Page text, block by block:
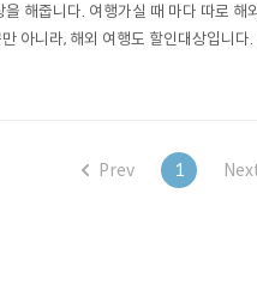
해줍니다. 여행가실 때 마다 따로
아니라, 해외 여행도 할인대상입니
Prev 1